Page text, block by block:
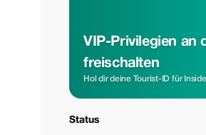
VIP-Privilegien an
freischalten
Hol dir deine Tourist-ID für
Status